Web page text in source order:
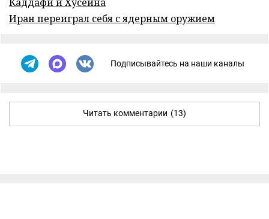
Иран переиграл себя с ядерным оружием
Подписывайтесь на наши каналы
Читать комментарии (13)